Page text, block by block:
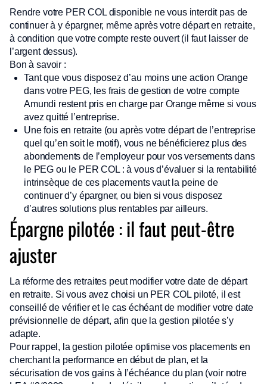
Rendre votre PER COL disponible ne vous interdit pas de
continuer à y épargner, même après votre départ en retraite,
à condition que votre compte reste ouvert (il faut laisser de
l’argent dessus).
Bon à savoir :
Tant que vous disposez d’au moins une action Orange
dans votre PEG, les frais de gestion de votre compte
Amundi restent pris en charge par Orange même si vous
avez quitté l’entreprise.
Une fois en retraite (ou après votre départ de l’entreprise
quel qu’en soit le motif), vous ne bénéficierez plus des
abondements de l’employeur pour vos versements dans
le PEG ou le PER COL : à vous d’évaluer si la rentabilité
intrinsèque de ces placements vaut la peine de
continuer d’y épargner, ou bien si vous disposez
d’autres solutions plus rentables par ailleurs.
Épargne pilotée : il faut peut-être
ajuster
La réforme des retraites peut modifier votre date de départ
en retraite. Si vous avez choisi un PER COL piloté, il est
conseillé de vérifier et le cas échéant de modifier votre date
prévisionnelle de départ, afin que la gestion pilotée s’y
adapte.
Pour rappel, la gestion pilotée optimise vos placements en
cherchant la performance en début de plan, et la
sécurisation de vos gains à l’échéance du plan (voir notre